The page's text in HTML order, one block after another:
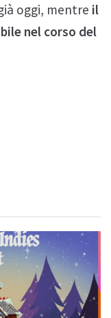
oggi, mentre il
nel corso del